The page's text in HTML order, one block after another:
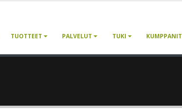
TUOTTEET PALVELUT TUKI KUMPPANIT